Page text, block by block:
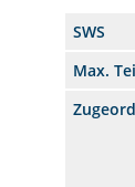
SWS
Max.